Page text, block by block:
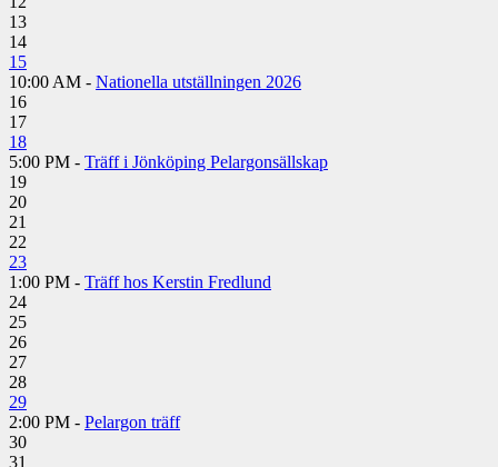
13
14
15
10:00 AM - Nationella utställningen 2026
16
17
18
5:00 PM - Träff i Jönköping Pelargonsällskap
19
20
21
22
23
1:00 PM - Träff hos Kerstin Fredlund
24
25
26
27
28
29
2:00 PM - Pelargon träff
30
31